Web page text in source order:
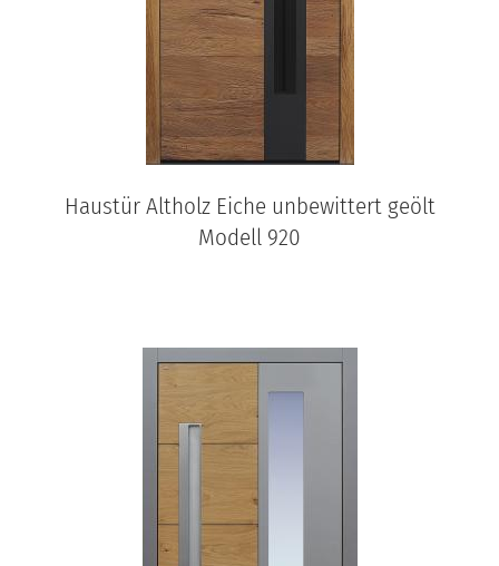
Haustür Altholz Eiche unbewittert geölt
Modell 920